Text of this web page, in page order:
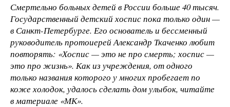
Смертельно больных детей в России больше 40 тысяч.
Государственный детский хоспис пока только один —
в Санкт-Петербурге. Его основатель и бессменный
руководитель протоиерей Александр Ткаченко любит
повторять: «Хоспис — это не про смерть; хоспис —
это про жизнь». Как из учреждения, от одного
только названия которого у многих пробегает по
коже холодок, удалось сделать дом улыбок, читайте
в материале «МК».